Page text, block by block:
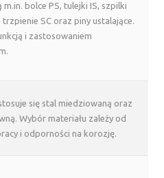
m.in. bolce PS, tulejki IS, szpilki
trzpienie SC oraz piny ustalające.
i zastosowaniem
się stal miedziowaną oraz
Wybór materiału zależy od
i odporności na korozję.